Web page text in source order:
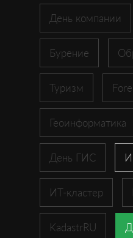
День компании
Бурение
Туризм
Геоинформатика
День ГИС
ИТ-кластер
KadastrRU